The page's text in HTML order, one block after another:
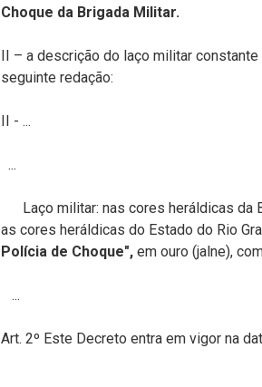
Choque da Brigada Militar.
II – a descrição do laço militar
seguinte redação:
II - ...
...
Laço militar: nas cores heráldicas da
as cores heráldicas do Estado do Rio
Polícia de Choque", em ouro (jalne),
...
Art. 2º Este Decreto entra em vigor na